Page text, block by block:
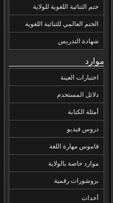
ختم الثنائية اللغوية للولاية
الختم العالمي للثنائية اللغوية
شهادة التدريس
موارد
اختبارات العينة
دلائل المستخدم
أمثلة الكتابة
دروس فيديو
قاموس مهارة اللغة
موارد خاصة بالولاية
بروشورات رقمية
أحداث